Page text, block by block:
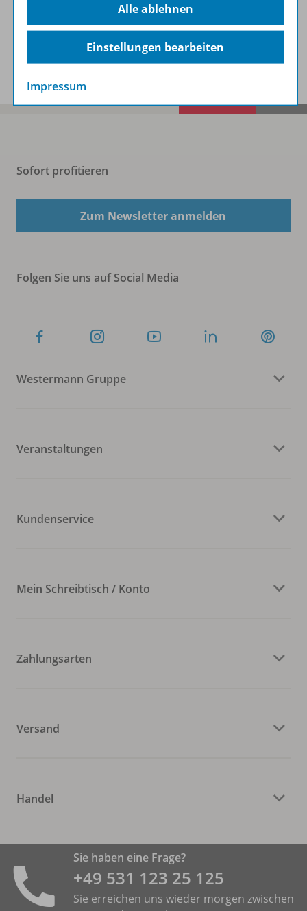
Spar-Pakete
Sofort profitieren
Zum Newsletter anmelden
Folgen Sie uns auf Social Media
Westermann Gruppe
Veranstaltungen
Kundenservice
Mein Schreibtisch / Konto
Zahlungsarten
Versand
Handel
Sie haben eine Frage?
+49 531 ­123 25 125
Sie erreichen uns wieder morgen zwischen
Alle ablehnen
Einstellungen bearbeiten
Impressum